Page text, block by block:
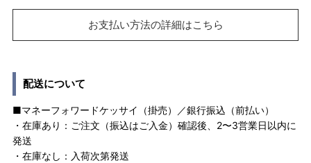
お支払い方法の詳細はこちら
配送について
■マネーフォワードケッサイ（掛売）／銀行振込（前払い）
・在庫あり：ご注文（振込はご入金）確認後、2〜3営業日以内に
発送
・在庫なし：入荷次第発送